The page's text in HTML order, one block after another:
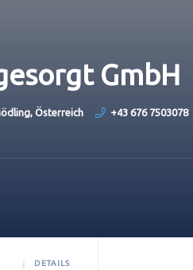
GmbH
Österreich +43 676 7503078
DETAILS